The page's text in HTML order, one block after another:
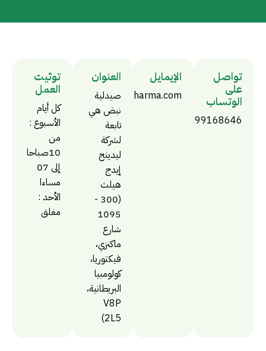
تواصل
على
الوتساب
0014099168646
الإيمايل
info@nabdpharma.com
العنوان
صيدلية
نبض هي
تابعة
لشركة
ليدينج
إيدج
هيلث
(300 -
1095
شارع
ماكنزي،
فيكتوريا،
كولومبيا
البريطانية،
V8P
2L5)
توثيت
العمل
كل أيام
الأسبوع :
من
10صباحا
إلى 07
مساءا
الأحد :
مغلق